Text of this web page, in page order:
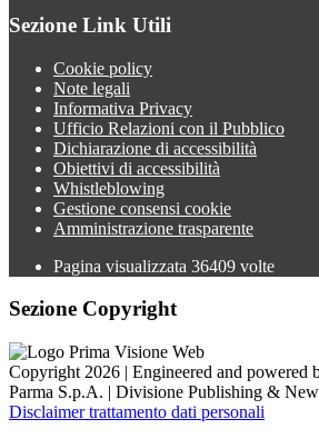
Sezione Link Utili
Cookie policy
Note legali
Informativa Privacy
Ufficio Relazioni con il Pubblico
Dichiarazione di accessibilità
Obiettivi di accessibilità
Whistleblowing
Gestione consensi cookie
Amministrazione trasparente
Pagina visualizzata 36409 volte
Sezione Copyright
Copyright 2026 | Engineered and powered
Parma S.p.A. | Divisione Publishing &
Disclaimer trattamento dati personali